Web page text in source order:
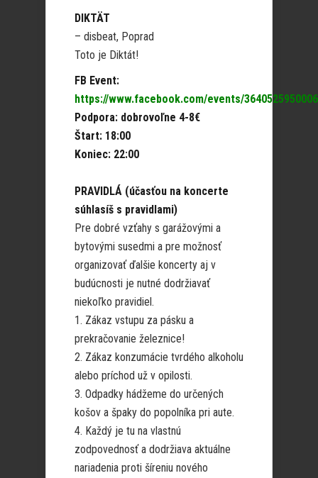
DIKTÄT
– disbeat, Poprad
Toto je Diktát!
FB Event:
https://www.facebook.com/events/
Podpora: dobrovoľne 4-8€
Štart: 18:00
Koniec: 22:00
PRAVIDLÁ (účasťou na koncerte
súhlasíš s pravidlami)
Pre dobré vzťahy s garážovými a
bytovými susedmi a pre možnosť
organizovať ďalšie koncerty aj v
budúcnosti je nutné dodržiavať
niekoľko pravidiel.
1. Zákaz vstupu za pásku a
prekračovanie železnice!
2. Zákaz konzumácie tvrdého alkoholu
alebo príchod už v opilosti.
3. Odpadky hádžeme do určených
košov a špaky do popolníka pri aute.
4. Každý je tu na vlastnú
zodpovednosť a dodržiava aktuálne
nariadenia proti šíreniu nového